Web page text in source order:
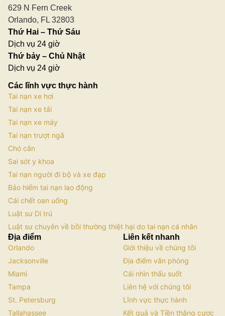
629 N Fern Creek
Orlando, FL 32803
Thứ Hai – Thứ Sáu
Dịch vụ 24 giờ
Thứ bảy – Chủ Nhật
Dịch vụ 24 giờ
Các lĩnh vực thực hành
Tai nạn xe hơi
Tai nạn xe tải
Tai nạn xe máy
Tai nạn trượt ngã
Chó cắn
Sai sót y khoa
Tai nạn người đi bộ và xe đạp
Bảo hiểm tai nạn lao động
Cái chết oan uổng
Luật sư Di trú
Luật sư chuyên về bồi thường thiệt hại do tai nạn cá nhân
Địa điểm
Orlando
Jacksonville
Miami
Tampa
St. Petersburg
Tallahassee
Liên kết nhanh
Giới thiệu về chúng tôi
Địa điểm văn phòng
Cái nhìn thấu suốt
Liên hệ với chúng tôi
Lĩnh vực thực hành
Kết quả và Tiền thắng cược